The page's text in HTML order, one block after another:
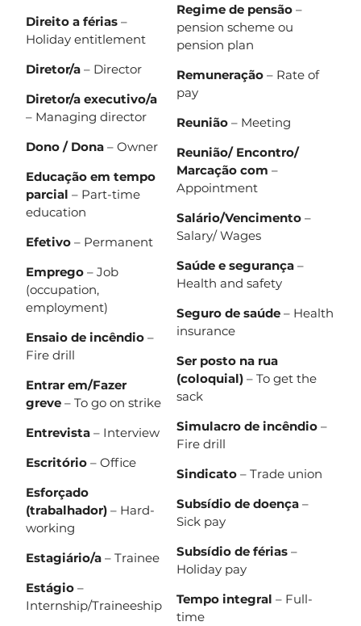
Direito a férias –
Holiday entitlement
Diretor/a – Director
Diretor/a executivo/a
– Managing director
Dono / Dona – Owner
Educação em tempo
parcial – Part-time
education
Efetivo – Permanent
Emprego – Job
(occupation,
employment)
Ensaio de incêndio –
Fire drill
Entrar em/Fazer
greve – To go on strike
Entrevista – Interview
Escritório – Office
Esforçado
(trabalhador) – Hard-
working
Estagiário/a – Trainee
Estágio –
Internship/Traineeship
Regime de pensão –
pension scheme ou
pension plan
Remuneração – Rate of
pay
Reunião – Meeting
Reunião/ Encontro/
Marcação com –
Appointment
Salário/Vencimento –
Salary/ Wages
Saúde e segurança –
Health and safety
Seguro de saúde – Health
insurance
Ser posto na rua
(coloquial) – To get the
sack
Simulacro de incêndio –
Fire drill
Sindicato – Trade union
Subsídio de doença –
Sick pay
Subsídio de férias –
Holiday pay
Tempo integral – Full-
time